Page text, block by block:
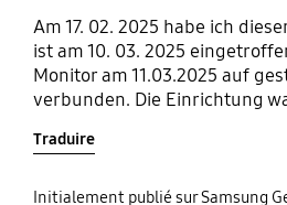
Am 17. 02. 2025 habe ich
ist am 10. 03. 2025
Monitor am 11.03.2025 auf
verbunden. Die Einrichtung
Einstellmöglichkeiten haben
durch die Menüs skrollen. Ich
Traduire
Initialement publié sur Samsung